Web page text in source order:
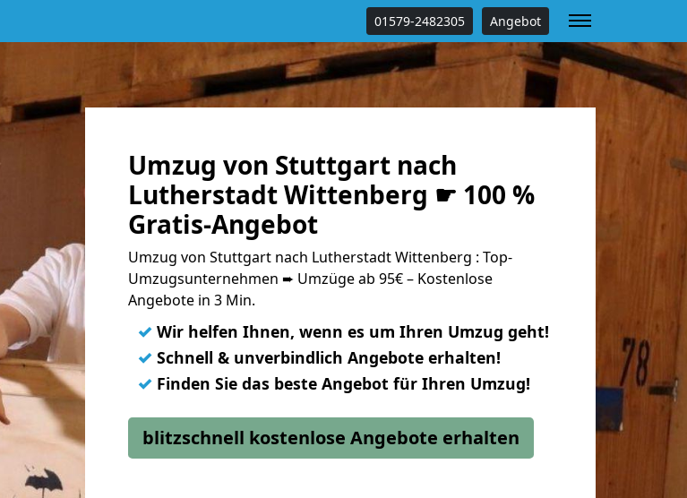
01579-2482305 Angebot
Umzug von Stuttgart nach
Lutherstadt Wittenberg ☛ 100 %
Gratis-Angebot
Umzug von Stuttgart nach Lutherstadt Wittenberg : Top-
Umzugsunternehmen ➨ Umzüge ab 95€ – Kostenlose
Angebote in 3 Min.
✓ Wir helfen Ihnen, wenn es um Ihren Umzug geht!
✓ Schnell & unverbindlich Angebote erhalten!
✓ Finden Sie das beste Angebot für Ihren Umzug!
blitzschnell kostenlose Angebote erhalten